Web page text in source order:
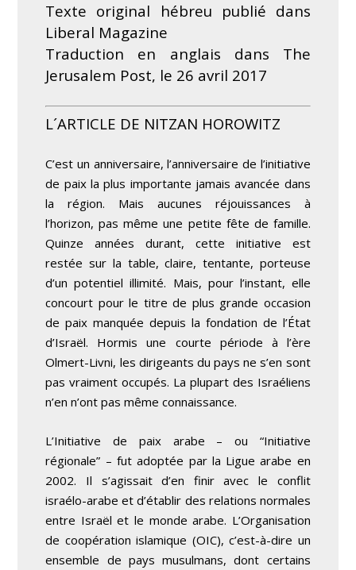
Texte original hébreu publié dans
Liberal Magazine
Traduction en anglais dans The
Jerusalem Post, le 26 avril 2017
L´ARTICLE DE NITZAN HOROWITZ
C’est un anniversaire, l’anniversaire de l’initiative
de paix la plus importante jamais avancée dans
la région. Mais aucunes réjouissances à
l’horizon, pas même une petite fête de famille.
Quinze années durant, cette initiative est
restée sur la table, claire, tentante, porteuse
d’unpotentiel illimité. Mais, pour l’instant, elle
concourt pour le titre de plus grande occasion
de paix manquée depuis la fondation de l’État
d’Israël. Hormis une courte période à l’ère
Olmert-Livni, les dirigeants du pays ne s’en sont
pas vraiment occupés. La plupart des Israéliens
n’en n’ont pas même connaissance.
L’Initiative de paix arabe – ou “Initiative
régionale” – fut adoptée par la Ligue arabe en
2002. Il s’agissait d’en finir avec le conflit
israélo-arabe et d’établir des relations normales
entre Israël et le monde arabe. L’Organisation
de coopération islamique (OIC), c’est-à-dire un
ensemble de pays musulmans, dont certains